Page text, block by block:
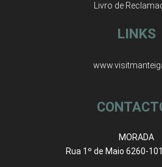
Livro de
LINKS
MORADA
Rua 1º de Maio 6260-